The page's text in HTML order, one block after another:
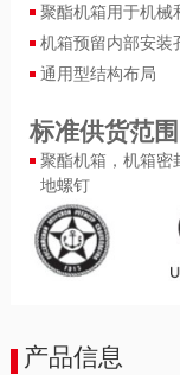
聚酯机箱用于机械
机箱预留内部安装
通用型结构布局
标准供货范围
聚酯机箱，机箱密
地螺钉
产品信息